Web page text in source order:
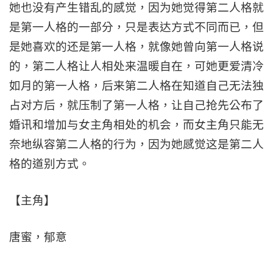
她也没有产生错乱的感觉，因为她觉得第二人格就
是第一人格的一部分，只是表达方式不同而已，但
是她喜欢的还是第一人格，就像她曾向第一人格说
的，第二人格让人相处来温暖自在，可她更爱清冷
如月的第一人格，后来第二人格在知道自己无法独
占对方后，就压制了第一人格，让自己抢先公布了
婚讯和增加与女主角相处的机会，而女主角只能无
奈地纵容第二人格的行为，因为她感觉这是第二人
格的道别方式。
【主角】
唐蜜，郁意